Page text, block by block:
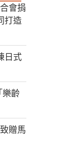
會捐
打造
日式
樂齡
贈馬